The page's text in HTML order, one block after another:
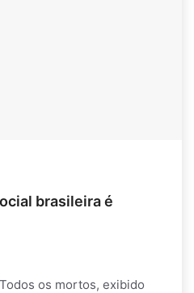
brasileira é
os mortos, exibido